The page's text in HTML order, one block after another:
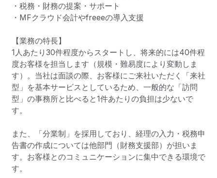
・税務・財務の提案・サポート
・MFクラウド会計やfreeeの導入支援
【業務の特長】
1人あたり30件程度からスタートし、将来的には40件程
度お客様を担当します（規模・難易度により変動しま
す）。当社は面談の際、お客様にご来社いただく「来社
型」を基本サービスとしているため、一般的な「訪問
型」の事務所と比べると1件あたりの負担は少ないで
す。
また、「分業制」を採用しており、経理の入力・税務申
告書の作成については他部門（財務支援部）が担いま
す。お客様とのコミュニケーションに集中できる環境で
す。